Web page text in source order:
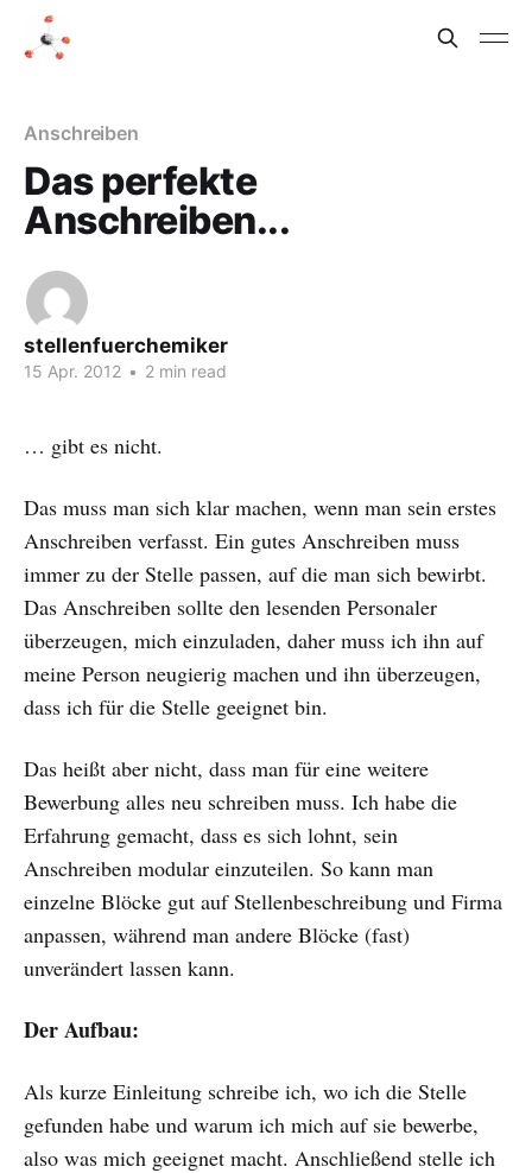
Anschreiben
Das perfekte
Anschreiben...
stellenfuerchemiker
15 Apr. 2012 • 2 min read
… gibt es nicht.
Das muss man sich klar machen, wenn man sein erstes
Anschreiben verfasst. Ein gutes Anschreiben muss
immer zu der Stelle passen, auf die man sich bewirbt.
Das Anschreiben sollte den lesenden Personaler
überzeugen, mich einzuladen, daher muss ich ihn auf
meine Person neugierig machen und ihn überzeugen,
dass ich für die Stelle geeignet bin.
Das heißt aber nicht, dass man für eine weitere
Bewerbung alles neu schreiben muss. Ich habe die
Erfahrung gemacht, dass es sich lohnt, sein
Anschreiben modular einzuteilen. So kann man
einzelne Blöcke gut auf Stellenbeschreibung und Firma
anpassen, während man andere Blöcke (fast)
unverändert lassen kann.
Der Aufbau:
Als kurze Einleitung schreibe ich, wo ich die Stelle
gefunden habe und warum ich mich auf sie bewerbe,
also was mich geeignet macht. Anschließend stelle ich